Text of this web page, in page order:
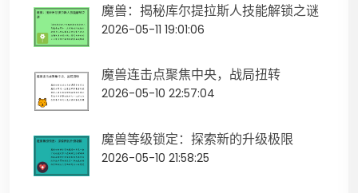
魔兽：揭秘库尔提拉斯人技能解锁之谜
2026-05-11 19:01:06
魔兽连击点聚焦中央，战局扭转
2026-05-10 22:57:04
魔兽等级锁定：探索新的升级极限
2026-05-10 21:58:25